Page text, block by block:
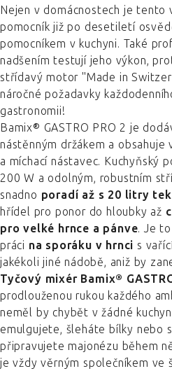
Nejen v domácnostech je tento
pomocník již po desetiletí
pomocníkem v kuchyni. Také
nadšením testují jeho výkon,
střídavý motor "Made in
náročné požadavky
gastronomii!
Bamix® GASTRO PRO 2 je
nástěnným držákem a obsahuje
a míchací nástavec. Kuchyňský
200 W a odolným, robustním
snadno poradí až s 20 litry
hřídel pro ponor do hloubky až
pro velké hrnce a pánve. Je
práci na sporáku v hrnci s
jakékoli jiné nádobě, aniž by
Tyčový mixér Bamix®
prodlouženou rukou každého
neměl by chybět v žádné
emulgujete, šleháte bílky nebo
připravujete majonézu během
je vždy věrným společníkem ve